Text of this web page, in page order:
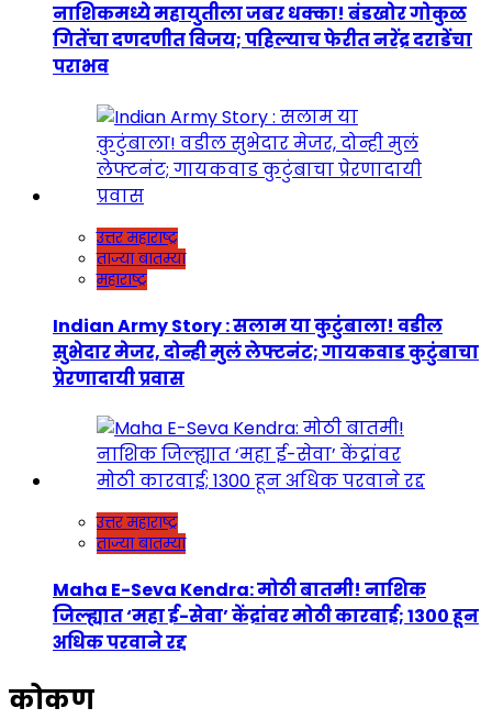
नाशिकमध्ये महायुतीला जबर धक्का! बंडखोर गोकुळ
गितेंचा दणदणीत विजय; पहिल्याच फेरीत नरेंद्र दराडेंचा
पराभव
उत्तर महाराष्ट्र
ताज्या बातम्या
महाराष्ट्र
Indian Army Story : सलाम या कुटुंबाला! वडील
सुभेदार मेजर, दोन्ही मुलं लेफ्टनंट; गायकवाड कुटुंबाचा
प्रेरणादायी प्रवास
उत्तर महाराष्ट्र
ताज्या बातम्या
Maha E-Seva Kendra: मोठी बातमी! नाशिक
जिल्ह्यात ‘महा ई-सेवा’ केंद्रांवर मोठी कारवाई; 1300 हून
अधिक परवाने रद्द
कोकण